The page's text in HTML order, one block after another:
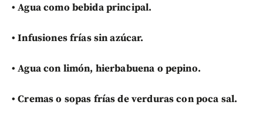
•Agua como bebida principal.
•Infusiones frías sin azúcar.
•Agua con limón, hierbabuena o pepino.
•Cremas o sopas frías de verduras con poca sal.